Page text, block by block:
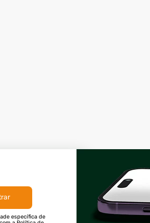
específica de